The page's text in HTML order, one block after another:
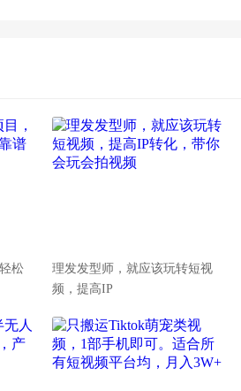
松
理发发型师，就应该玩转短视
频，提高IP